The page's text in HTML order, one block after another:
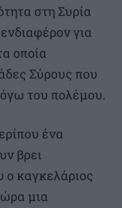
στη Συρία
για
οποία
Σύρους που
του πολέμου.
ένα
βρει
ο καγκελάριος
μια